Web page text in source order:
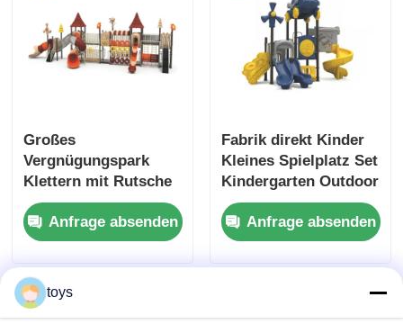
Großes
Vergnügungspark
Klettern mit Rutsche
Kinder Außenplatz
Ausrüstung
Stahlmaterial
Plastikrohr Rutschen
Sets zum Verkauf
Anfrage absenden
Fabrik direkt Kinder
Kleines Spielplatz Set
Kindergarten Outdoor
Spiel Spielhaus
Neues Design
Vergnügen Spielzeug
Dauerhafte
Anfrage absenden
toys